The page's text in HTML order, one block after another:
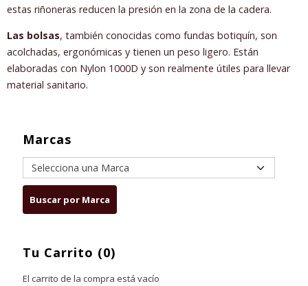
Marcas
Tu Carrito (0)
El carrito de la compra está vacío
estas riñoneras reducen la presión en la zona de la cadera.
Las bolsas, también conocidas como fundas botiquín, son
acolchadas, ergonómicas y tienen un peso ligero. Están
elaboradas con Nylon 1000D y son realmente útiles para llevar
material sanitario.